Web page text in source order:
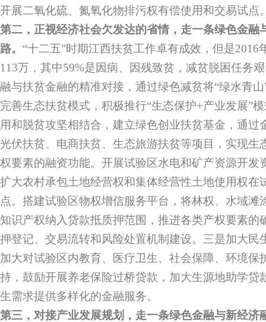
开展二氧化硫、氮氧化物排污权有偿使用和交易试点
第二，正视经济社会欠发达的省情，走一条绿色金融
路。 “十二五”时期江西扶贫工作卓有成效，但是2016
113万，其中59%是因病、因残致贫，减贫脱困任务
融与扶贫金融的精准对接，通过绿色减贫将“绿水青
完善生态扶贫模式，积极推行“生态保护+产业发展”
用和脱贫攻坚相结合，建立绿色创业扶贫基金，通过
光伏扶贫、电商扶贫、生态旅游扶贫等项目，实现生
权要素的融资功能。开展试验区水电和矿产资源开发
扩大农村承包土地经营权和集体经营性土地使用权在
点。搭建试验区物权增信服务平台，将林权、水域滩
知识产权纳入贷款抵质押范围，推进各类产权要素的
押登记、交易流转和风险处置机制建设。三是加大民
加大对试验区内教育、医疗卫生、社会保障、环境保
持，鼓励开展养老保险过桥贷款，加大生源地助学贷
生需求提供多样化的金融服务。
第三，对接产业发展规划，走一条绿色金融与新经济